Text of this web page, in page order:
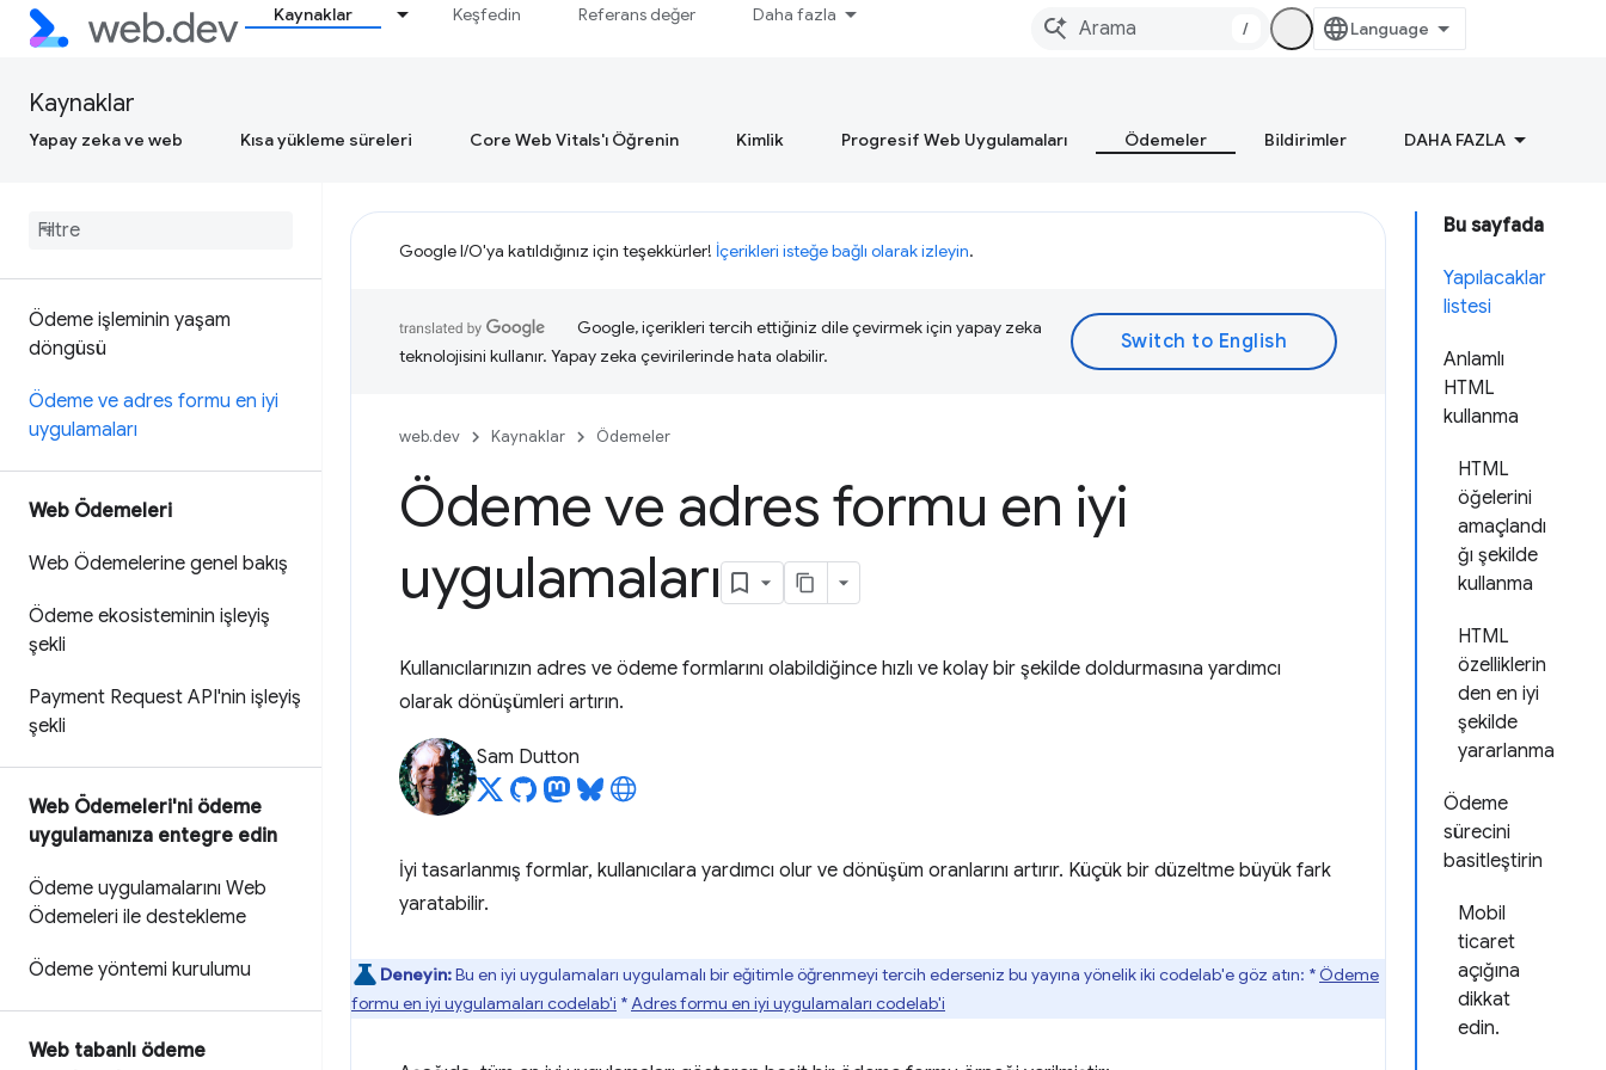
Kaynaklar Keşfedin Referans değer Daha fazla
/
Kaynaklar
Yapay zeka ve web Kısa yükleme süreleri Core Web Vitals'ı Öğrenin Kimlik Progresif Web Uygulamaları Ödemeler Bildirimler DAHA FAZLA
Ödeme işleminin yaşam
döngüsü
Ödeme ve adres formu en iyi
uygulamaları
Web Ödemeleri
Web Ödemelerine genel bakış
Ödeme ekosisteminin işleyiş
şekli
Payment Request API'nin işleyiş
şekli
Web Ödemeleri'ni ödeme
uygulamanıza entegre edin
Ödeme uygulamalarını Web
Ödemeleri ile destekleme
Ödeme yöntemi kurulumu
Web tabanlı ödeme
Bu sayfada
Yapılacaklar
listesi
Anlamlı
HTML
kullanma
HTML
öğelerini
amaçlandı
ğı şekilde
kullanma
HTML
özelliklerin
den en iyi
şekilde
yararlanma
Ödeme
sürecini
basitleştirin
Mobil
ticaret
açığına
dikkat
edin.
Google I/O'ya katıldığınız için teşekkürler! İçerikleri isteğe bağlı olarak izleyin.
Google, içerikleri tercih ettiğiniz dile çevirmek için yapay zeka
teknolojisini kullanır. Yapay zeka çevirilerinde hata olabilir.
web.dev Kaynaklar Ödemeler
Ödeme ve adres formu en iyi
uygulamaları
Kullanıcılarınızın adres ve ödeme formlarını olabildiğince hızlı ve kolay bir şekilde doldurmasına yardımcı
olarak dönüşümleri artırın.
Sam Dutton
İyi tasarlanmış formlar, kullanıcılara yardımcı olur ve dönüşüm oranlarını artırır. Küçük bir düzeltme büyük fark
yaratabilir.
Deneyin:Bu en iyi uygulamaları uygulamalı bir eğitimle öğrenmeyi tercih ederseniz bu yayına yönelik iki codelab'e göz atın: * Ödeme
formu en iyi uygulamaları codelab'i *Adres formu en iyi uygulamaları codelab'i